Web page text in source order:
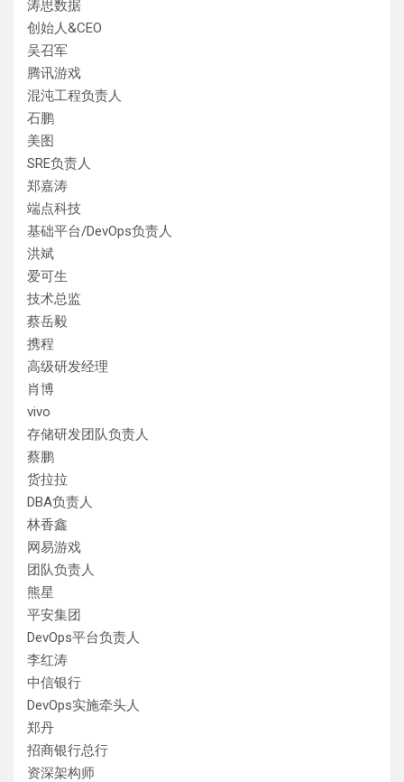
涛思数据
创始人&CEO
吴召军
腾讯游戏
混沌工程负责人
石鹏
美图
SRE负责人
郑嘉涛
端点科技
基础平台/DevOps负责人
洪斌
爱可生
技术总监
蔡岳毅
携程
高级研发经理
肖博
vivo
存储研发团队负责人
蔡鹏
货拉拉
DBA负责人
林香鑫
网易游戏
团队负责人
熊星
平安集团
DevOps平台负责人
李红涛
中信银行
DevOps实施牵头人
郑丹
招商银行总行
资深架构师